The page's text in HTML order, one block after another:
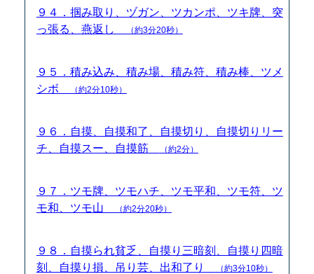
９４．掴み取り、ヅガン、ツカンポ、ツキ牌、突
っ張る、燕返し
（約3分20秒）
９５．積み込み、積み場、積み符、積み棒、ツメ
シボ
（約2分10秒）
９６．自摸、自摸和了、自摸切り、自摸切りリー
チ、自摸スー、自摸筋
（約2分）
９７．ツモ牌、ツモハチ、ツモ平和、ツモ符、ツ
モ和、ツモ山
（約2分20秒）
９８．自摸られ貧乏、自摸り三暗刻、自摸り四暗
刻、自摸り損、吊り芸、出和了り
（約3分10秒）